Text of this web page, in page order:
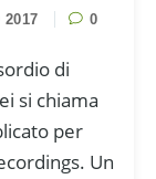
2017
0
di
si chiama
per
Un